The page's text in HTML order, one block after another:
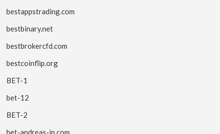
bestappstrading.com
bestbinary.net
bestbrokercfd.com
bestcoinflip.org
BET-1
bet-12
BET-2
bet-andreas-in.com